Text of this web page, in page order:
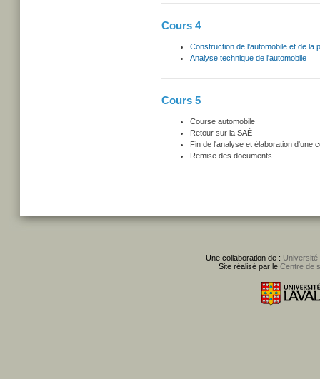
Cours 4
Construction de l'automobile et de la
Analyse technique de l'automobile
Cours 5
Course automobile
Retour sur la SAÉ
Fin de l'analyse et élaboration d'une
Remise des documents
Une collaboration de : Université
Site réalisé par le Centre de